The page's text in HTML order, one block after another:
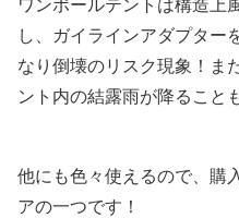
ワンポールテントは構造上
し、ガイラインアダプター
なり倒壊のリスク現象！ま
ント内の結露雨が降ること
他にも色々使えるので、購
アの一つです！